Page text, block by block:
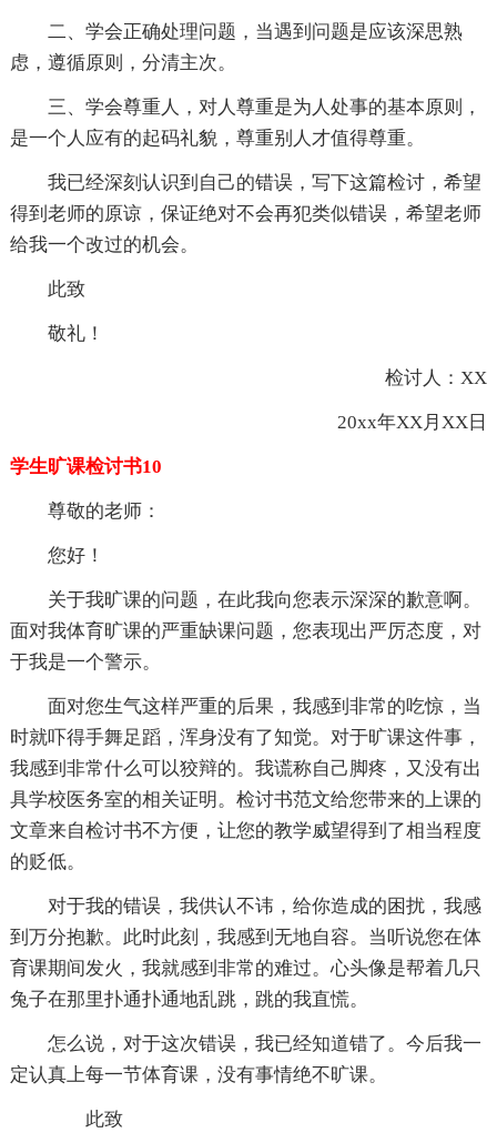
二、学会正确处理问题，当遇到问题是应该深思熟
虑，遵循原则，分清主次。
三、学会尊重人，对人尊重是为人处事的基本原则，
是一个人应有的起码礼貌，尊重别人才值得尊重。
我已经深刻认识到自己的错误，写下这篇检讨，希望
得到老师的原谅，保证绝对不会再犯类似错误，希望老师
给我一个改过的机会。
此致
敬礼！
检讨人：XX
20xx年XX月XX日
学生旷课检讨书10
尊敬的老师：
您好！
关于我旷课的问题，在此我向您表示深深的歉意啊。
面对我体育旷课的严重缺课问题，您表现出严厉态度，对
于我是一个警示。
面对您生气这样严重的后果，我感到非常的吃惊，当
时就吓得手舞足蹈，浑身没有了知觉。对于旷课这件事，
我感到非常什么可以狡辩的。我谎称自己脚疼，又没有出
具学校医务室的相关证明。检讨书范文给您带来的上课的
文章来自检讨书不方便，让您的教学威望得到了相当程度
的贬低。
对于我的错误，我供认不讳，给你造成的困扰，我感
到万分抱歉。此时此刻，我感到无地自容。当听说您在体
育课期间发火，我就感到非常的难过。心头像是帮着几只
兔子在那里扑通扑通地乱跳，跳的我直慌。
怎么说，对于这次错误，我已经知道错了。今后我一
定认真上每一节体育课，没有事情绝不旷课。
此致